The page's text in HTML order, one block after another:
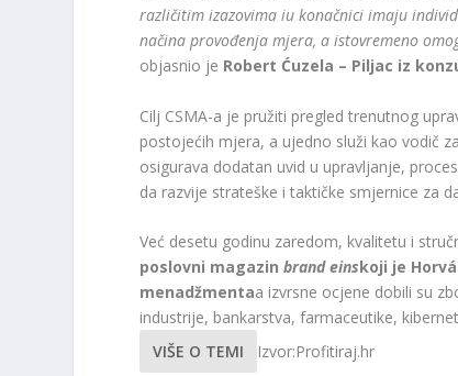
različitim izazovima iu konačnici imaju
načina provođenja mjera, a istovremeno
objasnio je Robert Ćuzela – Piljac iz
Cilj CSMA-a je pružiti pregled trenutnog
postojećih mjera, a ujedno služi kao vodič
osigurava dodatan uvid u upravljanje,
da razvije strateške i taktičke smjernice za
Već desetu godinu zaredom, kvalitetu i
poslovni magazinbrand einskoji je
menadžmentaa izvrsne ocjene dobili su
industrije, bankarstva, farmaceutike,
VIŠE O TEMI
Izvor:Profitiraj.hr